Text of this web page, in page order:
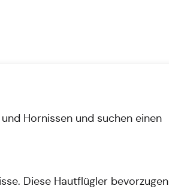
Hornissen und suchen einen
Diese Hautflügler bevorzugen